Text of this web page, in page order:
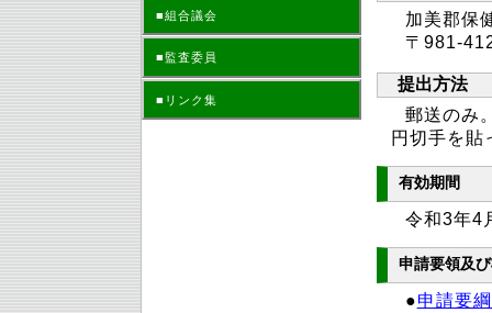
■組合議会
■監査委員
■リンク集
加美郡保
〒981-
提出方法
郵送のみ
円切手を貼
有効期間
令和3年4
申請要領及
●申請要